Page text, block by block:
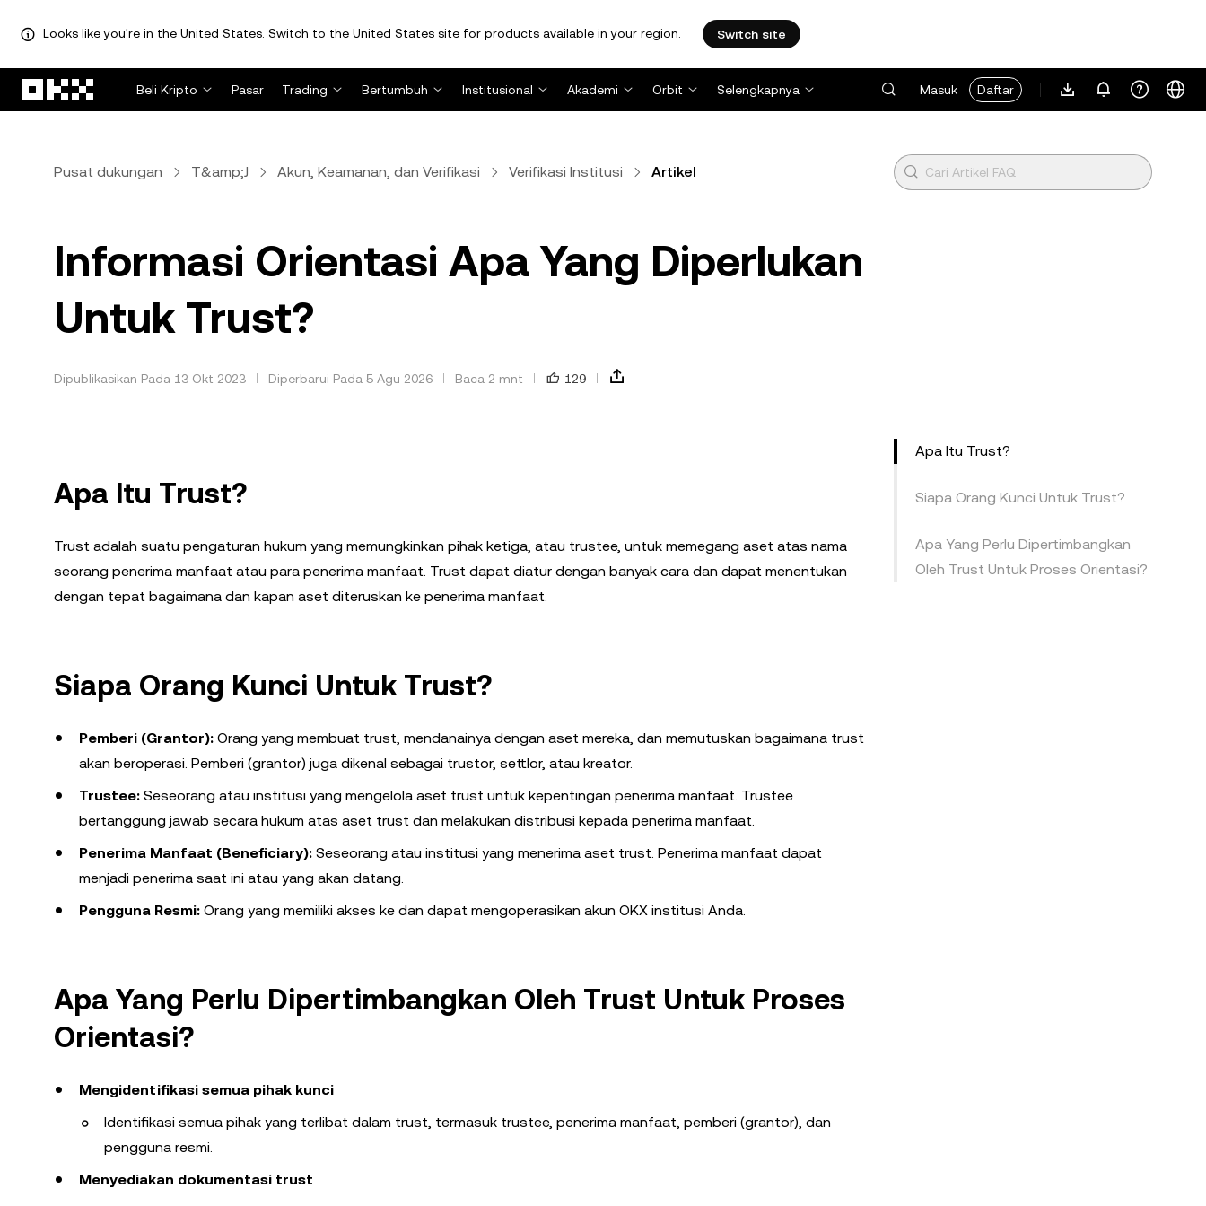
Looks like you're in the United States. Switch to the United States site for products available in your region. Switch site
Beli Kripto
Pasar Trading Bertumbuh Institusional Akademi Orbit Selengkapnya Masuk Daftar
Pusat dukungan T&amp;J Akun, Keamanan, dan Verifikasi Verifikasi Institusi Artikel
Informasi Orientasi Apa Yang Diperlukan
Untuk Trust?
Dipublikasikan Pada 13 Okt 2023 Diperbarui Pada 5 Agu 2026 Baca 2 mnt 129
Apa Itu Trust?
Trust adalah suatu pengaturan hukum yang memungkinkan pihak ketiga, atau trustee, untuk memegang aset atas nama
seorang penerima manfaat atau para penerima manfaat. Trust dapat diatur dengan banyak cara dan dapat menentukan
dengan tepat bagaimana dan kapan aset diteruskan ke penerima manfaat.
Siapa Orang Kunci Untuk Trust?
Pemberi (Grantor): Orang yang membuat trust, mendanainya dengan aset mereka, dan memutuskan bagaimana trust
akan beroperasi. Pemberi (grantor) juga dikenal sebagai trustor, settlor, atau kreator.
Trustee: Seseorang atau institusi yang mengelola aset trust untuk kepentingan penerima manfaat. Trustee
bertanggung jawab secara hukum atas aset trust dan melakukan distribusi kepada penerima manfaat.
Penerima Manfaat (Beneficiary): Seseorang atau institusi yang menerima aset trust. Penerima manfaat dapat
menjadi penerima saat ini atau yang akan datang.
Pengguna Resmi: Orang yang memiliki akses ke dan dapat mengoperasikan akun OKX institusi Anda.
Apa Yang Perlu Dipertimbangkan Oleh Trust Untuk Proses
Orientasi?
Mengidentifikasi semua pihak kunci
Identifikasi semua pihak yang terlibat dalam trust, termasuk trustee, penerima manfaat, pemberi (grantor), dan
pengguna resmi.
Menyediakan dokumentasi trust
Apa Itu Trust?
Siapa Orang Kunci Untuk Trust?
Apa Yang Perlu Dipertimbangkan
Oleh Trust Untuk Proses Orientasi?